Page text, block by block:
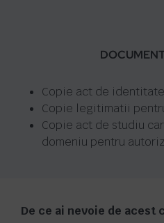
Copie act de
Copie legitimatii
Copie act de studiu
domeniu pentru
De ce ai nevoie de acest